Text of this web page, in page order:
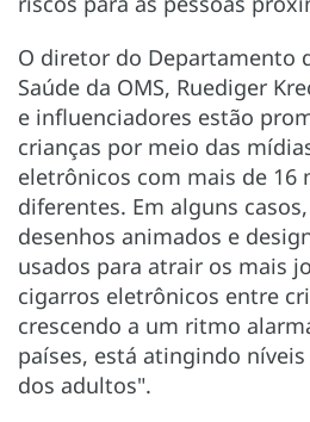
O diretor do Departamento
Saúde da OMS, Ruediger
e influenciadores estão
crianças por meio das
eletrônicos com mais de 16
diferentes. Em alguns
desenhos animados e
usados para atrair os mais
cigarros eletrônicos entre
crescendo a um ritmo
países, está atingindo
dos adultos".